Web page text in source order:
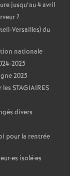
jusqu’au 4 avril
?
Versailles) du
nationale
2025
2025
STAGIAIRES
divers
pour la rentrée
·es isolé·es